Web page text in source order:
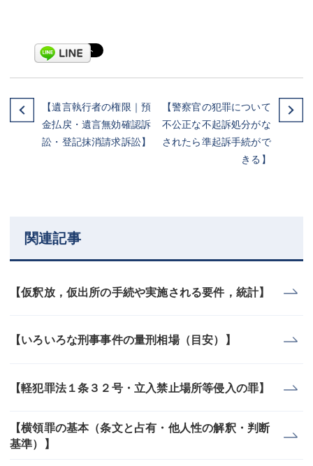
【遺言執行者の権限｜預
金払戻・遺言無効確認訴
訟・登記抹消請求訴訟】
【警察官の犯罪について
不公正な不起訴処分がな
されたら準起訴手続がで
きる】
関連記事
【仮釈放，仮出所の手続や実施される要件，統計】
【いろいろな刑事事件の量刑相場（目安）】
【軽犯罪法１条３２号・立入禁止場所等侵入の罪】
【横領罪の基本（条文と占有・他人性の解釈・判断
基準）】